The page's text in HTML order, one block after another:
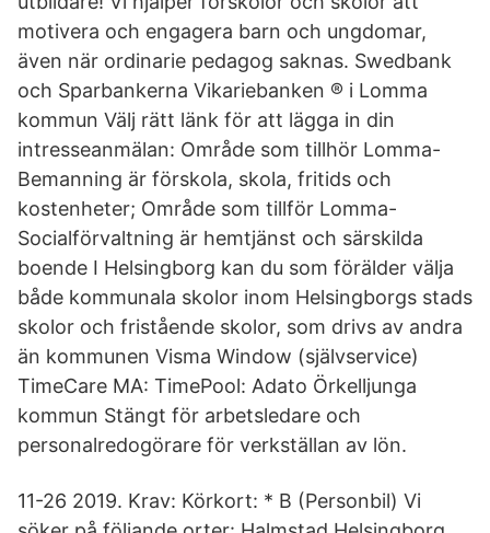
motivera och engagera barn och ungdomar,
även när ordinarie pedagog saknas. Swedbank
och Sparbankerna Vikariebanken ® i Lomma
kommun Välj rätt länk för att lägga in din
intresseanmälan: Område som tillhör Lomma-
Bemanning är förskola, skola, fritids och
kostenheter; Område som tillför Lomma-
Socialförvaltning är hemtjänst och särskilda
boende I Helsingborg kan du som förälder välja
både kommunala skolor inom Helsingborgs stads
skolor och fristående skolor, som drivs av andra
än kommunen Visma Window (självservice)
TimeCare MA: TimePool: Adato Örkelljunga
kommun Stängt för arbetsledare och
personalredogörare för verkställan av lön.
11-26 2019. Krav: Körkort: * B (Personbil) Vi